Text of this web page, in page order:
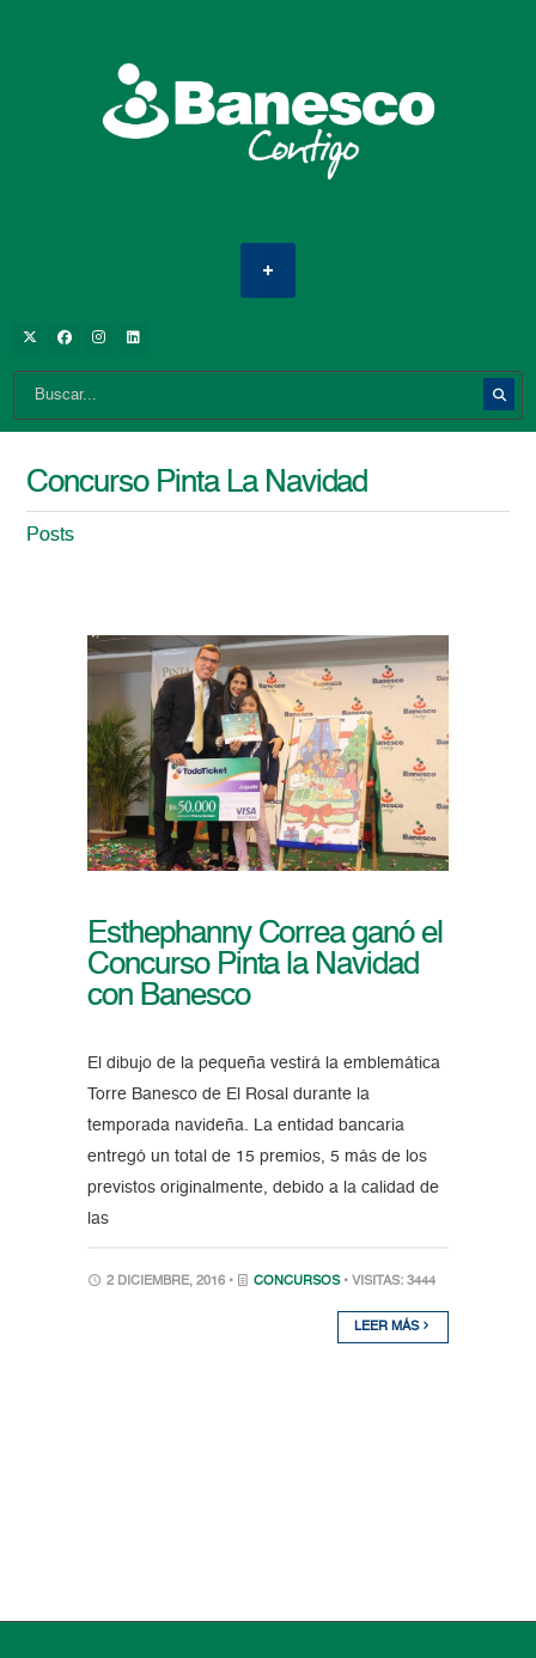
Concurso Pinta La Navidad
Posts
Esthephanny Correa ganó el
Concurso Pinta la Navidad
con Banesco
El dibujo de la pequeña vestirá la emblemática
Torre Banesco de El Rosal durante la
temporada navideña. La entidad bancaria
entregó un total de 15 premios, 5 más de los
previstos originalmente, debido a la calidad de
las
2 DICIEMBRE, 2016 • CONCURSOS • VISITAS: 3444
LEER MÁS